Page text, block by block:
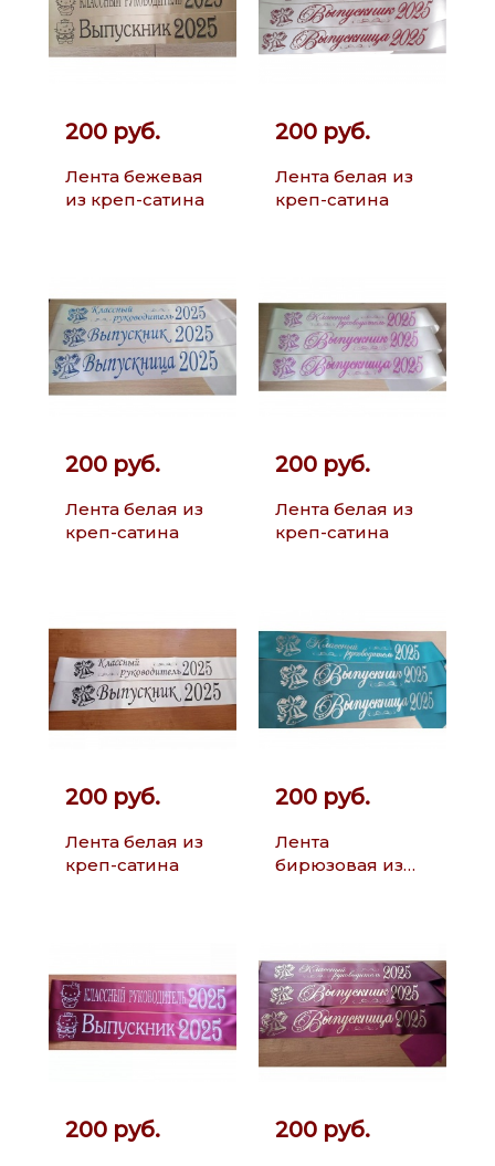
200 руб.
Лента бежевая
из креп-сатина
200 руб.
Лента белая из
креп-сатина
200 руб.
Лента белая из
креп-сатина
200 руб.
Лента белая из
креп-сатина
200 руб.
Лента белая из
креп-сатина
200 руб.
Лента
бирюзовая из
200 руб. 200 руб.